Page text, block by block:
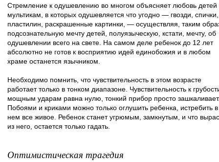
Стремление к одушевлению во многом объясняет любовь детей
мультикам, в которых одушевляется что угодно — гвозди, спички,
пластилин, раскрашенные картинки, — осуществляя, таким
подсознательную мечту детей, полуязыческую, кстати, мечту, об
одушевлении всего на свете. На самом деле ребенок до 12 лет
абсолютно не готов к восприятию идей единобожия и в любом
храме останется язычником.
Необходимо помнить, что чувствительность в этом возрасте
работает только в тонком диапазоне. Чувствительность к
мощным ударам равна нулю, тонкий прибор просто
Побоями и криками можно только оглушить ребенка, истребить в
нем все живое. Ребенок станет угрюмым, замкнутым, и что
из него, остается только гадать.
Оптимистическая трагедия